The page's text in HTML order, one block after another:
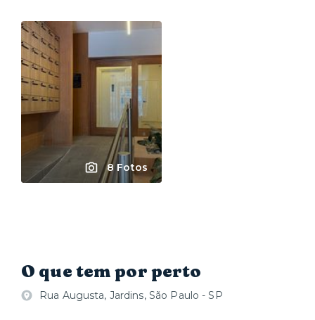
8 Fotos
O que tem por perto
Rua Augusta, Jardins, São Paulo - SP